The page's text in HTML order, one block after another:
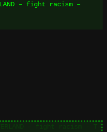
– fight racism –